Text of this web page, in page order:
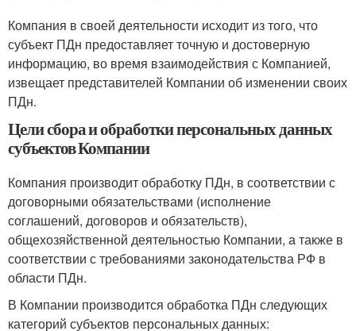
Компания в своей деятельности исходит из того, что
субъект ПДн предоставляет точную и достоверную
информацию, во время взаимодействия с Компанией,
извещает представителей Компании об изменении своих
ПДн.
Цели сбора и обработки персональных данных
субъектов Компании
Компания производит обработку ПДн, в соответствии с
договорными обязательствами (исполнение
соглашений, договоров и обязательств),
общехозяйственной деятельностью Компании, а также в
соответствии с требованиями законодательства РФ в
области ПДн.
В Компании производится обработка ПДн следующих
категорий субъектов персональных данных: